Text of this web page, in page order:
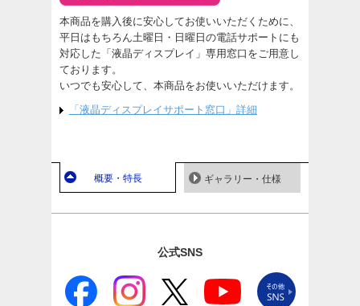
本商品を購入後に安心してお使いいただくために、
平日はもちろん土曜日・日曜日の電話サポートにも
対応した「液晶ディスプレイ」専用窓口をご用意し
ております。
いつでも安心して、本商品をお使いいただけます。
「液晶ディスプレイサポート窓口」詳細
概要・特長 ギャラリー・仕様
公式SNS